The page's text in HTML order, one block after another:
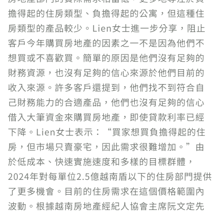
擔得起的住房類型、負擔得起的公寓，但這種住
房類型的產品較少。Lien女士進一步分享，阻止
客戶今年購買房地產的因素之一不是因為他們不
想買或不喜歡買。簡單的原因是他們沒有足夠的
財務資源，也沒有足夠的信心來源於他們目前的
收入來源。許多客戶還提到，他們找不到符合自
己財務能力的合適產品，他們也沒有足夠的信心
借入大筆資金來購買房地產，即使貸款利率已經
下降。Lien女士表示：“買家想買負擔得起的住
房，但市場只賣豪宅，因此需求很難增加。”由
於低成本、快速實施速度和多樣的目標群體，
2024年對每單位2.5億越南盾以下的住房部門提供
了更多機會。目前的住房需求在這個價格範圍內
波動。根據越南房地產經紀人協會主席阮文定先